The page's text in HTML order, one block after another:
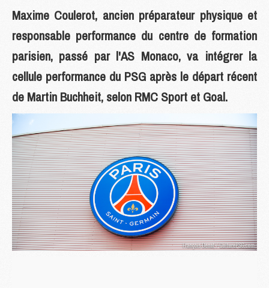
Maxime Coulerot, ancien préparateur physique et
responsable performance du centre de formation
parisien, passé par l'AS Monaco, va intégrer la
cellule performance du PSG après le départ récent
de Martin Buchheit, selon RMC Sport et Goal.